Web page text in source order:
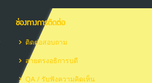
ช่องทางการติดต่อ
ติดต่อสอบถาม
สายตรงอธิการบดี
QA / รับฟังความคิดเห็น